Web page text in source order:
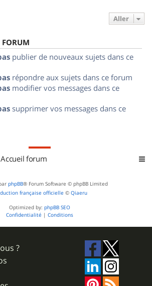
Aller
FORUM
publier de nouveaux sujets dans ce
répondre aux sujets dans ce forum
modifier vos messages dans ce
supprimer vos messages dans ce
Accueil forum
phpBB® Forum Software © phpBB Limited
française officielle © Qiaeru
Optimized by: phpBB SEO
Confidentialité | Conditions
?